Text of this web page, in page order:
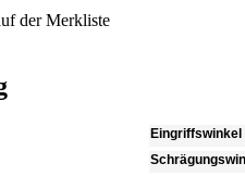
der Merkliste
Eingriffswinkel